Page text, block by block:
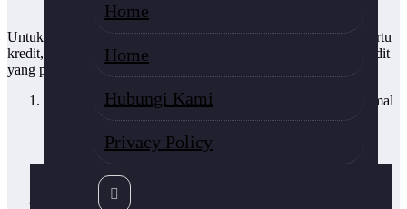
Home
Home
Hubungi Kami
Privacy Policy
Untuk itu jika anda memang kebetulan sedang ingin memiliki kartu
kredit, berikut dibawah ini ada beberapa cara membuat kartu kredit
yang paling terbaru. Check this out !
Untuk bisa membuat, setidaknya anda sudah berusia minimal
21 tahun. Pasalnya usia 21 ini diyakini sebagai usia yang
paling cocok dan ideal untuk memiliki kartu kredit, karena
sudah tentu akan lebih bijak dalam menggunakan fasilitas
kartu itu sendiri. Untuk itu bagi anda yang masih berusia
dibawah 21 tahun mohon bersabar dulu.
Persiapkan foto copy KTP, karena hal ini menjadi syarat